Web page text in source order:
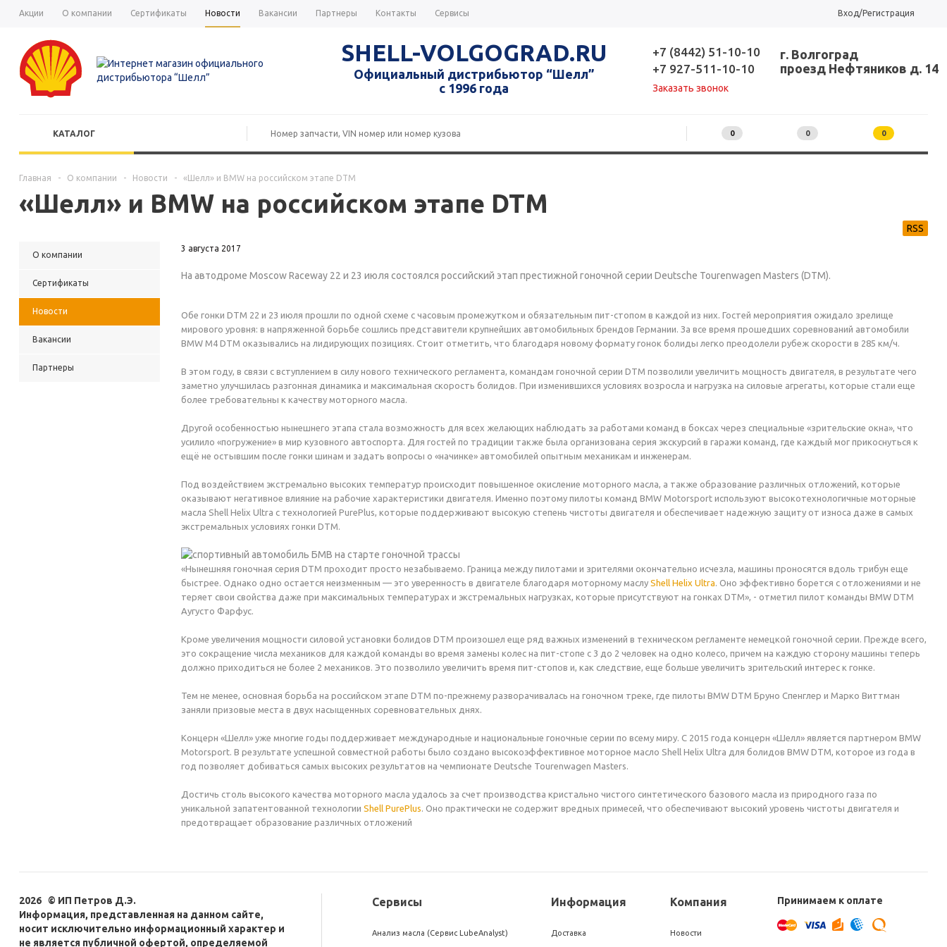
Акции О компании Сертификаты Новости Вакансии Партнеры Контакты Сервисы Вход/Регистрация
SHELL-VOLGOGRAD.RU
Официальный дистрибьютор “Шелл”
с 1996 года
+7 (8442) 51-10-10
+7 927-511-10-10
Заказать звонок
г. Волгоград
проезд Нефтяников д. 14
КАТАЛОГ 0 0 0
Главная - О компании - Новости - «Шелл» и BMW на российском этапе DTM
«Шелл» и BMW на российском этапе DTM
О компании
Сертификаты
Новости
Вакансии
Партнеры
RSS
3 августа 2017
На автодроме Moscow Raceway 22 и 23 июля состоялся российский этап престижной гоночной серии Deutsche Tourenwagen Masters (DTM).
Обе гонки DTM 22 и 23 июля прошли по одной схеме с часовым промежутком и обязательным пит-стопом в каждой из них. Гостей мероприятия ожидало зрелище
мирового уровня: в напряженной борьбе сошлись представители крупнейших автомобильных брендов Германии. За все время прошедших соревнований автомобили
BMW M4 DTM оказывались на лидирующих позициях. Стоит отметить, что благодаря новому формату гонок болиды легко преодолели рубеж скорости в 285 км/ч.
В этом году, в связи с вступлением в силу нового технического регламента, командам гоночной серии DTM позволили увеличить мощность двигателя, в результате чего
заметно улучшилась разгонная динамика и максимальная скорость болидов. При изменившихся условиях возросла и нагрузка на силовые агрегаты, которые стали еще
более требовательны к качеству моторного масла.
Другой особенностью нынешнего этапа стала возможность для всех желающих наблюдать за работами команд в боксах через специальные «зрительские окна», что
усилило «погружение» в мир кузовного автоспорта. Для гостей по традиции также была организована серия экскурсий в гаражи команд, где каждый мог прикоснуться к
ещё не остывшим после гонки шинам и задать вопросы о «начинке» автомобилей опытным механикам и инженерам.
Под воздействием экстремально высоких температур происходит повышенное окисление моторного масла, а также образование различных отложений, которые
оказывают негативное влияние на рабочие характеристики двигателя. Именно поэтому пилоты команд BMW Motorsport используют высокотехнологичные моторные
масла Shell Helix Ultra с технологией PurePlus, которые поддерживают высокую степень чистоты двигателя и обеспечивает надежную защиту от износа даже в самых
экстремальных условиях гонки DTM.
«Нынешняя гоночная серия DTM проходит просто незабываемо. Граница между пилотами и зрителями окончательно исчезла, машины проносятся вдоль трибун еще
быстрее. Однако одно остается неизменным — это уверенность в двигателе благодаря моторному маслу Shell Helix Ultra. Оно эффективно борется с отложениями и не
теряет свои свойства даже при максимальных температурах и экстремальных нагрузках, которые присутствуют на гонках DTM», - отметил пилот команды BMW DTM
Аугусто Фарфус.
Кроме увеличения мощности силовой установки болидов DTM произошел еще ряд важных изменений в техническом регламенте немецкой гоночной серии. Прежде всего,
это сокращение числа механиков для каждой команды во время замены колес на пит-стопе с 3 до 2 человек на одно колесо, причем на каждую сторону машины теперь
должно приходиться не более 2 механиков. Это позволило увеличить время пит-стопов и, как следствие, еще больше увеличить зрительский интерес к гонке.
Тем не менее, основная борьба на российском этапе DTM по-прежнему разворачивалась на гоночном треке, где пилоты BMW DTM Бруно Спенглер и Марко Виттман
заняли призовые места в двух насыщенных соревновательных днях.
Концерн «Шелл» уже многие годы поддерживает международные и национальные гоночные серии по всему миру. С 2015 года концерн «Шелл» является партнером BMW
Motorsport. В результате успешной совместной работы было создано высокоэффективное моторное масло Shell Helix Ultra для болидов BMW DTM, которое из года в
год позволяет добиваться самых высоких результатов на чемпионате Deutsche Tourenwagen Masters.
Достичь столь высокого качества моторного масла удалось за счет производства кристально чистого синтетического базового масла из природного газа по
уникальной запатентованной технологии Shell PurePlus. Оно практически не содержит вредных примесей, что обеспечивают высокий уровень чистоты двигателя и
предотвращает образование различных отложений
2026 © ИП Петров Д.Э.
Информация, представленная на данном сайте,
носит исключительно информационный характер и
не является публичной офертой, определяемой
Сервисы
Анализ масла (Сервис LubeAnalyst)
Информация
Доставка
Компания
Новости
Принимаем к оплате